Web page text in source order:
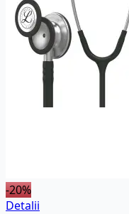
-20%
Detalii